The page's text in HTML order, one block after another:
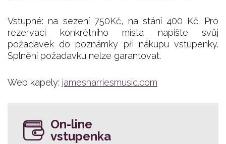
Vstupné: na sezení 750Kč, na stání 400 Kč. Pro
rezervaci konkrétního místa napište svůj
požadavek do poznámky při nákupu vstupenky.
Splnění požadavku nelze garantovat.
Web kapely: jamesharriesmusic.com
On-line
vstupenka